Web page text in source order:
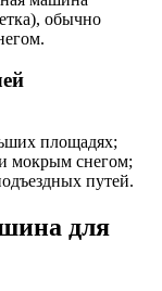
обычно
площадях;
мокрым снегом;
путей.
для